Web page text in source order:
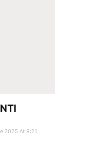
2025 At 9:21